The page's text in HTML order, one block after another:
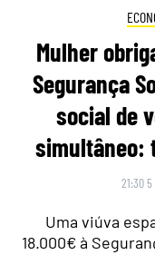
Mulher
Segurança
social de
simultâneo:
21:30
Uma viúva
18.000€ à